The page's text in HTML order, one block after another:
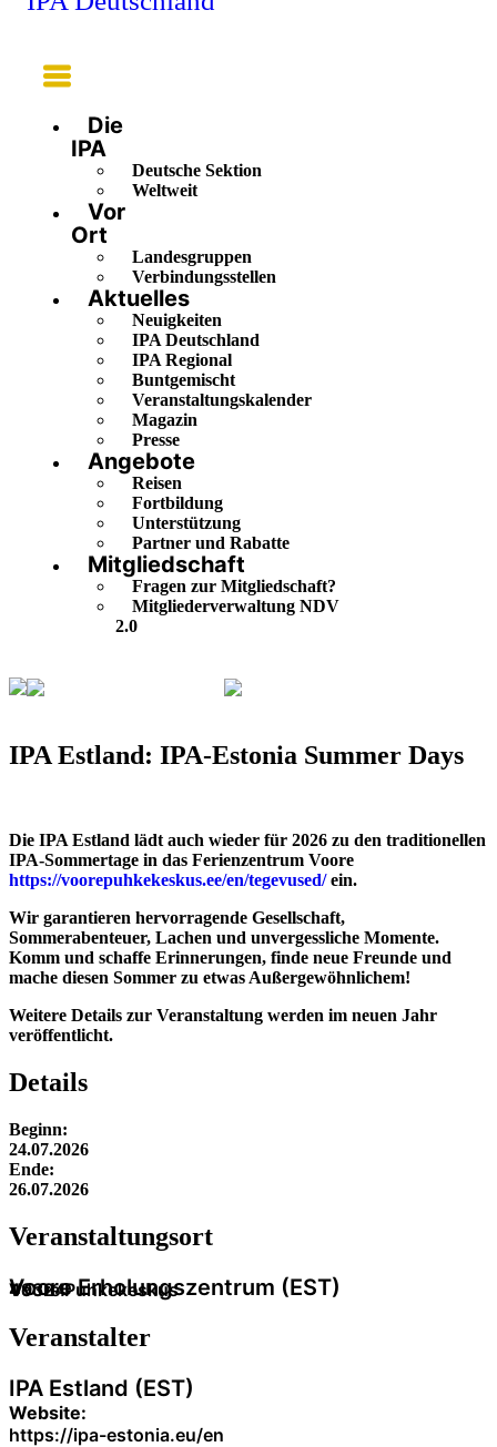
Main
Menu
Die
IPA
Deutsche Sektion
Weltweit
Vor
Ort
Landesgruppen
Verbindungsstellen
Aktuelles
Neuigkeiten
IPA Deutschland
IPA Regional
Buntgemischt
Veranstaltungskalender
Magazin
Presse
Angebote
Reisen
Fortbildung
Unterstützung
Partner und Rabatte
Mitgliedschaft
Fragen zur Mitgliedschaft?
Mitgliederverwaltung NDV
2.0
IPA Estland: IPA-Estonia Summer Days
Die IPA Estland lädt auch wieder für 2026 zu den traditionellen
IPA-Sommertage in das Ferienzentrum Voore
https://voorepuhkekeskus.ee/en/tegevused/ein.
Wir garantieren hervorragende Gesellschaft,
Sommerabenteuer, Lachen und unvergessliche Momente.
Komm und schaffe Erinnerungen, finde neue Freunde und
mache diesen Sommer zu etwas Außergewöhnlichem!
Weitere Details zur Veranstaltung werden im neuen Jahr
veröffentlicht.
Details
Beginn:
24.07.2026
Ende:
26.07.2026
Veranstaltung­sort
Voore Erholungszentrum (EST)
49324
Voore Puhkekeskus
Veranstalter
IPA Estland (EST)
Website:
https://ipa-estonia.eu/en